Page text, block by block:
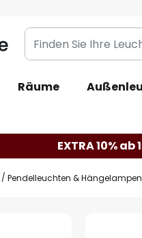
Finden
Sie
Leuchte...
Räume
EXTRA 10% ab
Pendelleuchten & Hängelampen